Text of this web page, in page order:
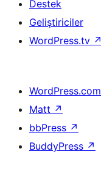
Destek
Geliştiriciler
WordPress.tv ↗
WordPress.com
Matt ↗
bbPress ↗
BuddyPress ↗